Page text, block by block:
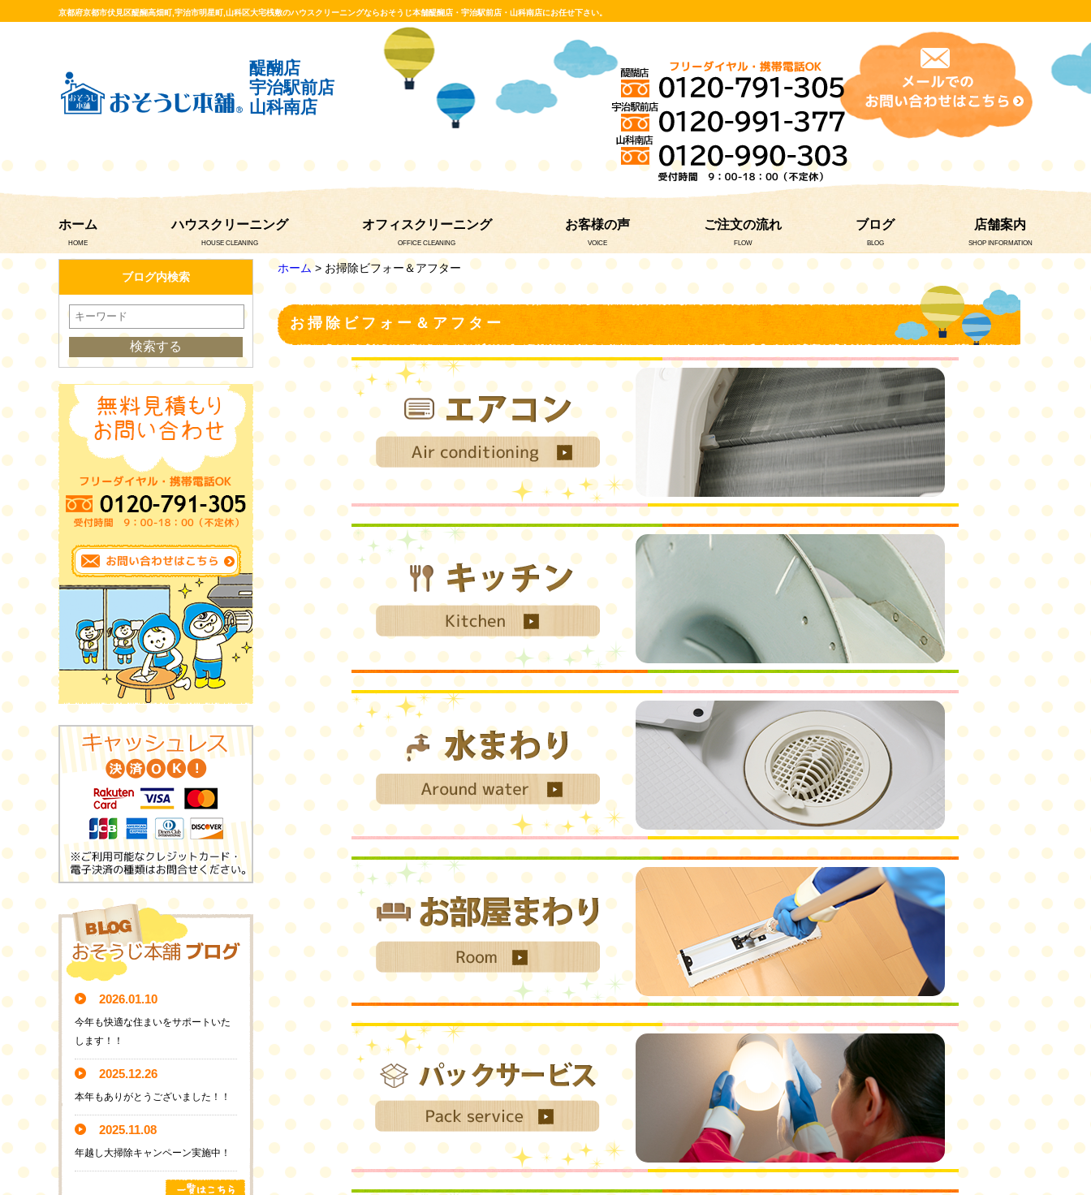
京都府京都市伏見区醍醐高畑町,宇治市明星町,山科区大宅桟敷のハウスクリーニングならおそうじ本舗醍醐店・宇治駅前店・山科南店にお任せ下さい。
醍醐店
宇治駅前店
山科南店
ホーム
HOME
ハウスクリーニング
HOUSE CLEANING
オフィスクリーニング
OFFICE CLEANING
お客様の声
VOICE
ご注文の流れ
FLOW
ブログ
BLOG
店舗案内
SHOP INFORMATION
ホーム> お掃除ビフォー＆アフター
お掃除ビフォー＆アフター
ブログ内検索
2026.01.10
今年も快適な住まいをサポートいた
します！！
2025.12.26
本年もありがとうございました！！
2025.11.08
年越し大掃除キャンペーン実施中！